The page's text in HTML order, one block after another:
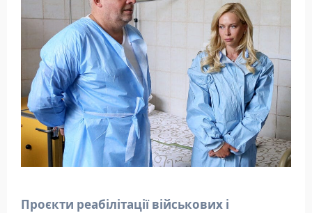
Проєкти реабілітації військових і